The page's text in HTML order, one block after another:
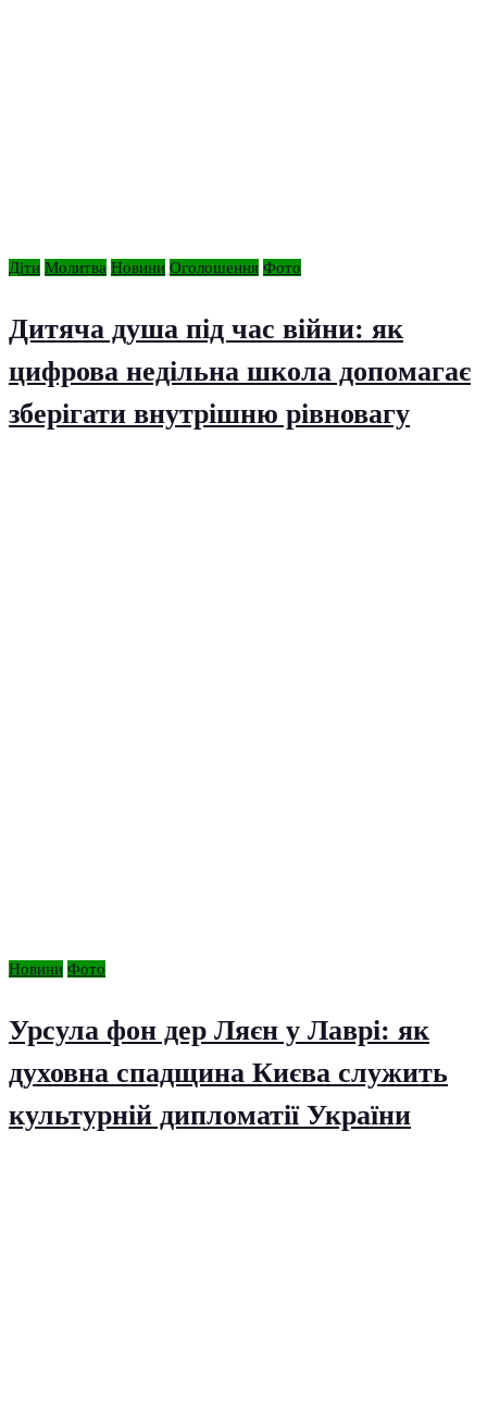
Діти Молитва Новини Оголошення Фото
Дитяча душа під час війни: як
цифрова недільна школа допомагає
зберігати внутрішню рівновагу
Новини Фото
Урсула фон дер Ляєн у Лаврі: як
духовна спадщина Києва служить
культурній дипломатії України